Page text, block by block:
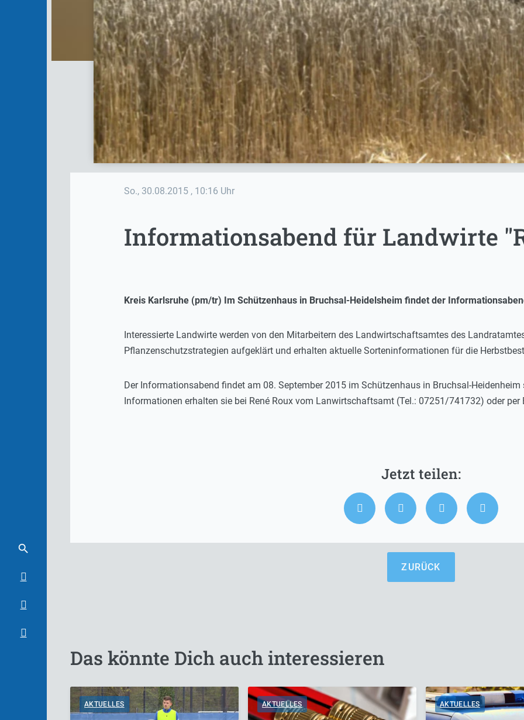
So., 30.08.2015 , 10:16 Uhr
Informationsabend für Landwirte
Kreis Karlsruhe (pm/tr) Im Schützenhaus in Bruchsal-Heidelsheim findet der
Interessierte Landwirte werden von den Mitarbeitern des Landwirtschaftsamtes des
Pflanzenschutzstrategien aufgeklärt und erhalten aktuelle Sorteninformationen für die
Der Informationsabend findet am 08. September 2015 im Schützenhaus in Bruchsal-
Informationen erhalten sie bei René Roux vom Lanwirtschaftsamt (Tel.: 07251/741732) oder per
ZURÜCK
Das könnte Dich auch interessieren
AKTUELLES AKTUELLES AKTUELLES